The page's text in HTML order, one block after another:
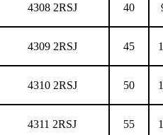
4308 2RSJ 40
4309 2RSJ 45
4310 2RSJ 50
4311 2RSJ 55